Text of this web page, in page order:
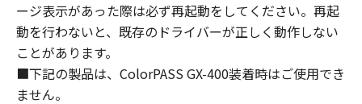
２．制限
(1) お客様は、再使用許諾、譲渡、販売、頒
布、リースもしくは貸与その他の方法により、
第三者に「本ソフトウェア」を使用させること
ージ表示があった際は必ず再起動をしてください。再起
動を行わないと、既存のドライバーが正しく動作しない
ことがあります。
■下記の製品は、ColorPASS GX-400装着時はご使用でき
ません。